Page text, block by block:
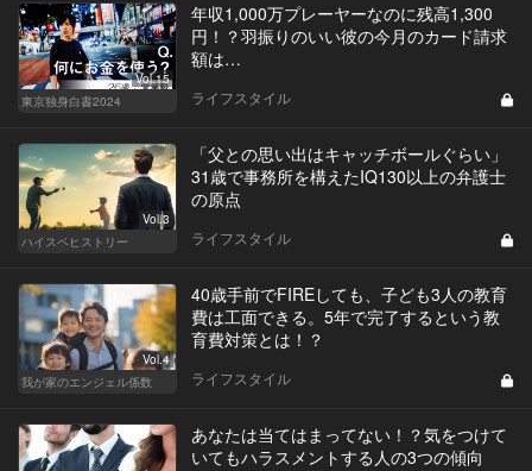
Vol.15
東京独身白書2024
年収1,000万プレーヤーなのに残高1,300
円！？羽振りのいい彼の今月のカード請求
額は…
ライフスタイル
Vol.3
ハイスペヒストリー
「父との思い出はキャッチボールぐらい」
31歳で事務所を構えたIQ130以上の弁護士
の原点
ライフスタイル
Vol.4
我が家のエンジェル係数
40歳手前でFIREしても、子ども3人の教育
費は工面できる。5年で完了するという教
育費対策とは！？
ライフスタイル
あなたは当てはまってない！？気をつけて
いてもハラスメントする人の3つの傾向